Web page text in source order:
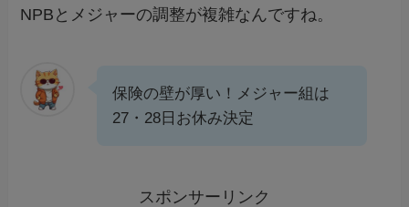
NPBとメジャーの調整が複雑なんですね。
保険の壁が厚い！メジャー組は
27・28日お休み決定
スポンサーリンク